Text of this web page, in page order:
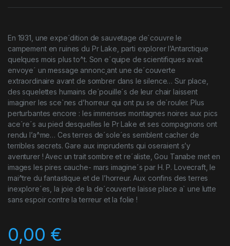
En 1931, une expe´dition de sauvetage de´couvre le
campement en ruines du Pr Lake, parti explorer l’Antarctique
quelques mois plus to^t. Son e´quipe de scientifiques avait
envoye´ un message annonc¸ant une de´couverte
extraordinaire avant de sombrer dans le silence… Sur place,
des squelettes humains de´pouille´s de leur chair laissent
imaginer les sce`nes d’horreur qui ont pu se de´rouler. Plus
perturbantes encore : les immenses montagnes noires aux pics
ace´re´s au pied desquelles le Pr Lake et ses compagnons ont
rendu l’a^me… Ces terres de´sole´es semblent cacher de
terribles secrets. Gare aux imprudents qui oseraient s’y
aventurer ! Avec un trait sombre et re´aliste, Gou Tanabe met en
images les pires cauche- mars imagine´s par H. P. Lovecraft, le
mai^tre du fantastique et de l’horreur. Aux confins des terres
inexplore´es, la joie de la de´couverte laisse place a` une lutte
sans espoir contre la terreur et la folie !
0,00 €